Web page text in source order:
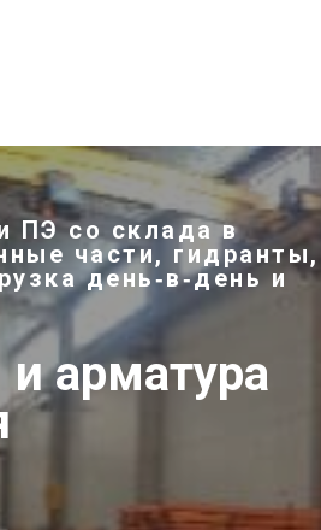
ПЭ со склада в
части, гидранты,
день‑в‑день и
арматура